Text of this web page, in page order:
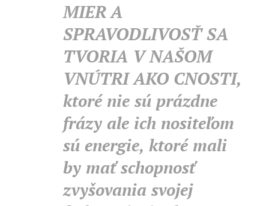
MIERA
SPRAVODLIVOSŤ SA
TVORIA V NAŠOM
VNÚTRI AKO CNOSTI,
ktoré nie sú prázdne
frázy ale ich nositeľom
sú energie, ktoré mali
by mať schopnosť
zvyšovania svojej